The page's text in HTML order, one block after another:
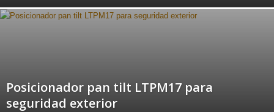
Posicionador pan tilt LTPM17 para
seguridad exterior